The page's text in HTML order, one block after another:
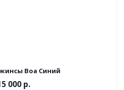
Boa Синий
000 р.